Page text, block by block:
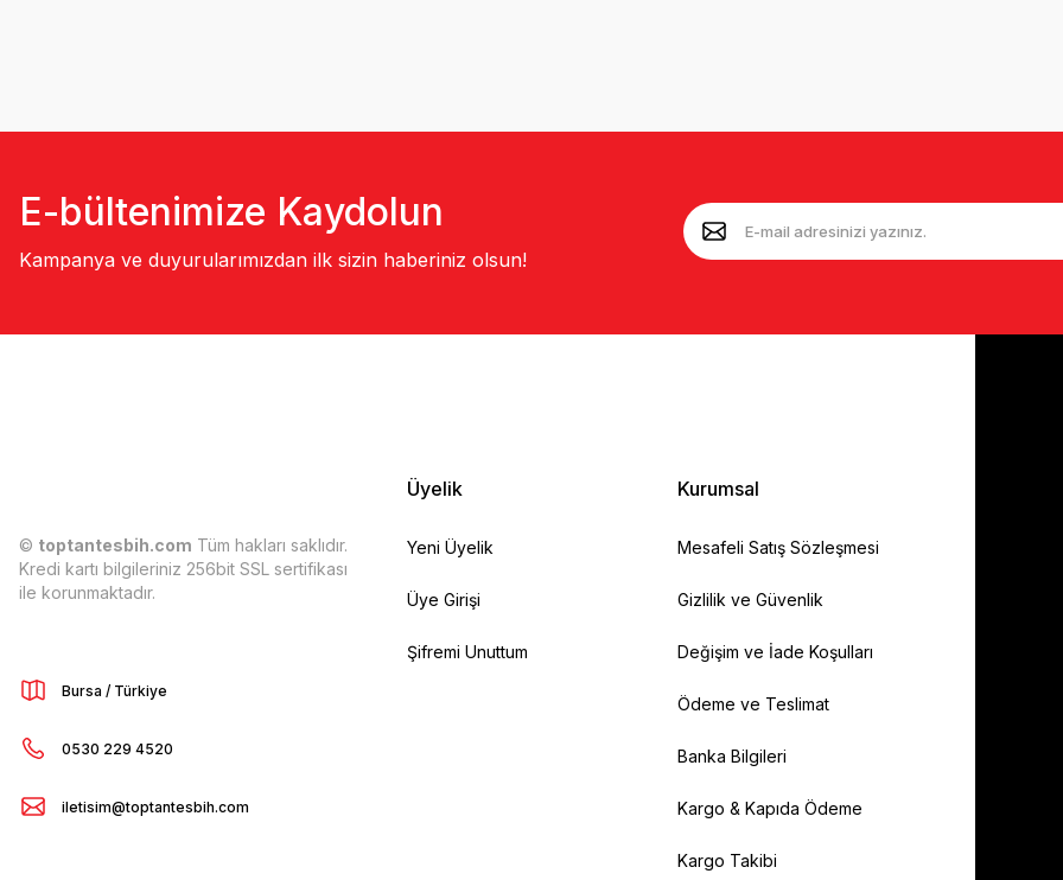
E-bültenimize Kaydolun
Kampanya ve duyurularımızdan ilk sizin haberiniz olsun!
© toptantesbih.com Tüm hakları saklıdır.
Kredi kartı bilgileriniz 256bit SSL sertifikası
ile korunmaktadır.
Bursa / Türkiye
0530 229 4520
iletisim@toptantesbih.com
Üyelik
Yeni Üyelik
Üye Girişi
Şifremi Unuttum
Kurumsal
Mesafeli Satış Sözleşmesi
Gizlilik ve Güvenlik
Değişim ve İade Koşulları
Ödeme ve Teslimat
Banka Bilgileri
Kargo & Kapıda Ödeme
Kargo Takibi